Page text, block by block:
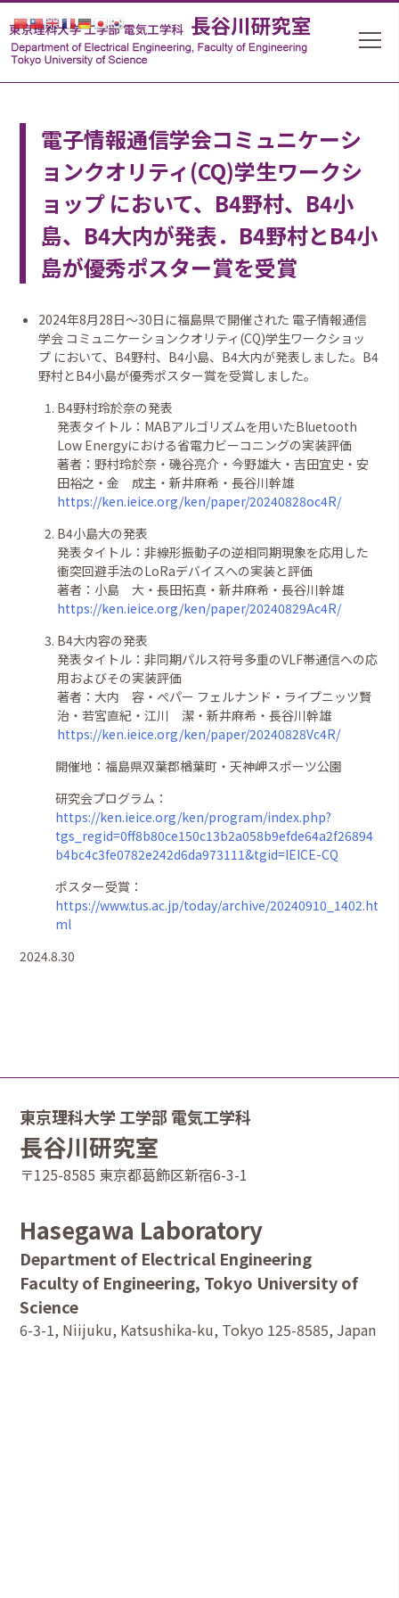
電子情報通信学会コミュニケーシ
ョンクオリティ(CQ)学生ワークシ
ョップ において、B4野村、B4小
島、B4大内が発表．B4野村とB4小
島が優秀ポスター賞を受賞
2024年8月28日〜30日に福島県で開催された 電子情報通信
学会 コミュニケーションクオリティ(CQ)学生ワークショッ
プ において、B4野村、B4小島、 B4大内が発表しました。B4
野村とB4小島が優秀ポスター賞を受賞しました。
B4野村玲於奈の発表
発表タイトル： MABアルゴリズムを用いたBluetooth
Low Energyにおける省電力ビーコニングの実装評価
著者：野村玲於奈 ・磯谷亮介 ・ 今野雄大 ・吉田宜史 ・安
田裕之 ・金 成主 ・新井麻希 ・長谷川幹雄
https://ken.ieice.org/ken/paper/20240828oc4R/
B4小島大の発表
発表タイトル：非線形振動子の逆相同期現象を応用した
衝突回避手法のLoRaデバイスへの実装と評価
著者：小島 大 ・長田拓真 ・新井麻希 ・長谷川幹雄
https://ken.ieice.org/ken/paper/20240829Ac4R/
B4大内容の発表
発表タイトル：非同期パルス符号多重のVLF帯通信への応
用およびその実装評価
著者：大内 容 ・ぺパー フェルナンド ・ ライプニッツ賢
治 ・ 若宮直紀 ・江川 潔 ・新井麻希 ・長谷川幹雄
https://ken.ieice.org/ken/paper/20240828Vc4R/
開催地：福島県双葉郡楢葉町・天神岬スポーツ公園
研究会プログラム：
https://ken.ieice.org/ken/program/index.php?
tgs_regid=0ff8b80ce150c13b2a058b9efde64a2f26894
b4bc4c3fe0782e242d6da973111&tgid=IEICE-CQ
ポスター受賞：
https://www.tus.ac.jp/today/archive/20240910_1402.ht
ml
2024.8.30
東京理科大学 工学部 電気工学科
長谷川研究室
〒125-8585 東京都葛飾区新宿6-3-1
Hasegawa Laboratory
Department of Electrical Engineering
Faculty of Engineering, Tokyo University of
Science
6-3-1, Niijuku, Katsushika-ku, Tokyo 125-8585, Japan